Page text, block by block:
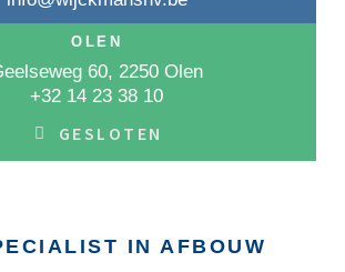
OLEN
60, 2250 Olen
+32 14 23 38 10
GESLOTEN
IN AFBOUW